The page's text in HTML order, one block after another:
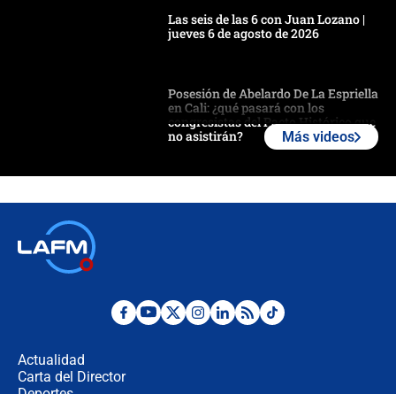
Las seis de las 6 con Juan Lozano |
jueves 6 de agosto de 2026
Posesión de Abelardo De La Espriella
en Cali: ¿qué pasará con los
congresistas del Pacto Histórico que
no asistirán?
¿Por qué De la Espriella gobernará
Más videos
Actualidad
Carta del Director